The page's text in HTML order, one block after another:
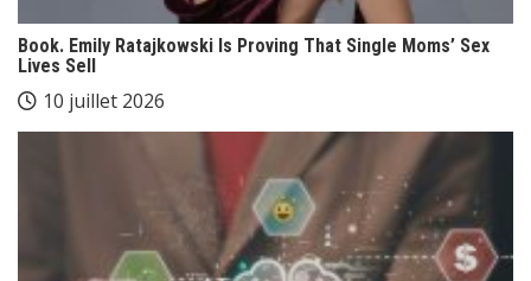
Book. Emily Ratajkowski Is Proving That Single Moms’ Sex
Lives Sell
10 juillet 2026